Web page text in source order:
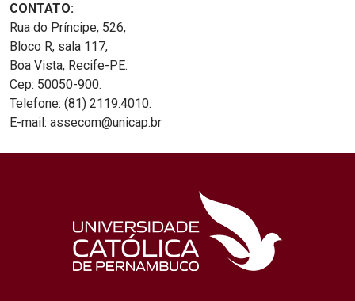
CONTATO:
Rua do Príncipe, 526,
Bloco R, sala 117,
Boa Vista, Recife-PE.
Cep: 50050-900.
Telefone: (81) 2119.4010.
E-mail: assecom@unicap.br